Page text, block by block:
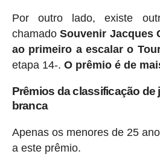
Por outro lado, existe
chamadoSouvenir Jacques
ao primeiro a escalar o
etapa 14-. O prêmio é de
Prêmios da classificação de
branca
Apenas os menores de 25
a este prêmio.